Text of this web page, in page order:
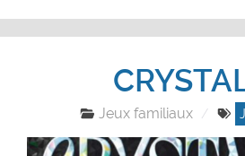
Jeux familiaux